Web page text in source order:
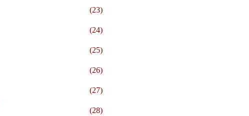
(23)
(24)
(25)
(26)
(27)
(28)